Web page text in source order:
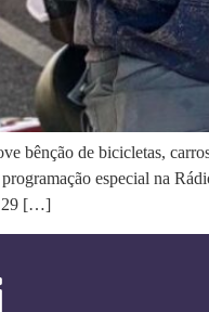
bênção de bicicletas,
especial na
29 […]